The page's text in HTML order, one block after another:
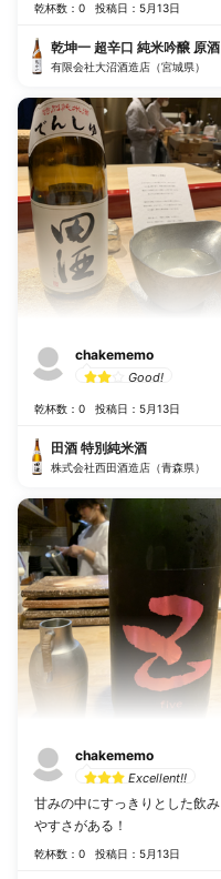
乾杯数：0 投稿日：5月13日
乾坤一 超辛口 純米吟醸 原酒
有限会社大沼酒造店（宮城県）
chakememo
Good!
乾杯数：0 投稿日：5月13日
田酒 特別純米酒
株式会社西田酒造店（青森県）
chakememo
Excellent!!
甘みの中にすっきりとした飲み
やすさがある！
乾杯数：0 投稿日：5月13日